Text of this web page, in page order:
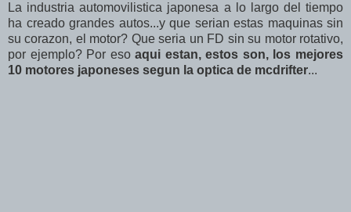
La industria automovilistica japonesa a lo largo del tiempo
ha creado grandes autos...y que serian estas maquinas sin
su corazon, el motor? Que seria un FD sin su motor rotativo,
por ejemplo? Por esoaqui estan, estos son, los mejores
10 motores japoneses segun la optica de mcdrifter...